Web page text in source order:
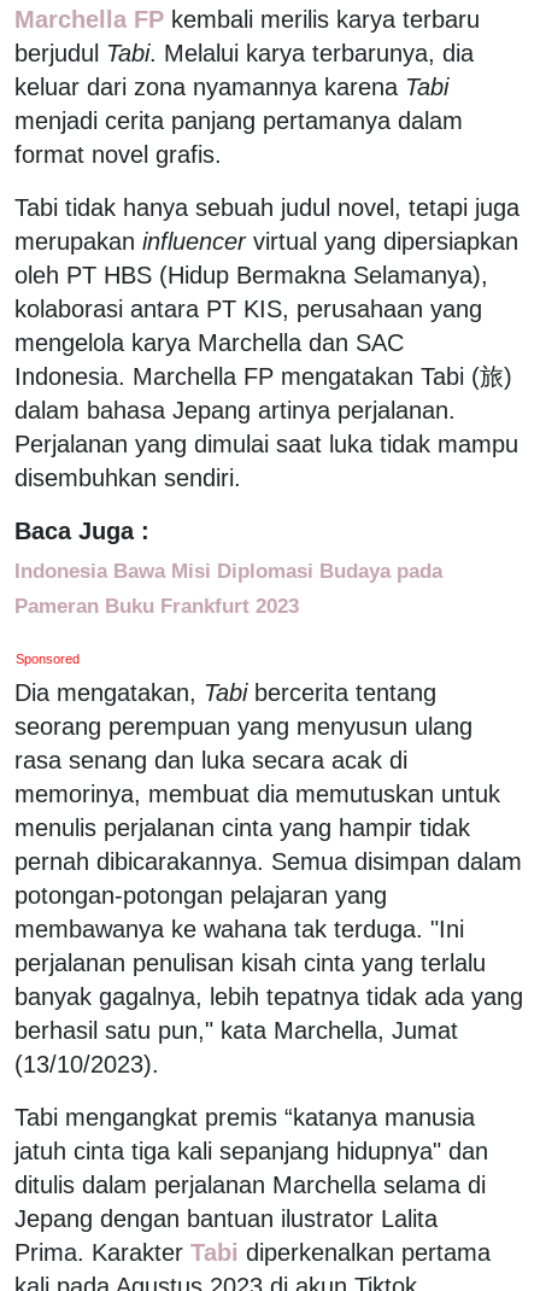
Marchella FP kembali merilis karya terbaru
berjudul Tabi. Melalui karya terbarunya, dia
keluar dari zona nyamannya karena Tabi
menjadi cerita panjang pertamanya dalam
format novel grafis.
Tabi tidak hanya sebuah judul novel, tetapi juga
merupakan influencer virtual yang dipersiapkan
oleh PT HBS (Hidup Bermakna Selamanya),
kolaborasi antara PT KIS, perusahaan yang
mengelola karya Marchella dan SAC
Indonesia. Marchella FP mengatakan Tabi (旅)
dalam bahasa Jepang artinya perjalanan.
Perjalanan yang dimulai saat luka tidak mampu
disembuhkan sendiri.
Baca Juga :
Indonesia Bawa Misi Diplomasi Budaya pada
Pameran Buku Frankfurt 2023
Sponsored
Dia mengatakan, Tabibercerita tentang
seorang perempuan yang menyusun ulang
rasa senang dan luka secara acak di
memorinya, membuat dia memutuskan untuk
menulis perjalanan cinta yang hampir tidak
pernah dibicarakannya. Semua disimpan dalam
potongan-potongan pelajaran yang
membawanya ke wahana tak terduga. "Ini
perjalanan penulisan kisah cinta yang terlalu
banyak gagalnya, lebih tepatnya tidak ada yang
berhasil satu pun," kata Marchella, Jumat
(13/10/2023).
Tabi mengangkat premis “katanya manusia
jatuh cinta tiga kali sepanjang hidupnya" dan
ditulis dalam perjalanan Marchella selama di
Jepang dengan bantuan ilustrator Lalita
Prima. Karakter Tabi diperkenalkan pertama